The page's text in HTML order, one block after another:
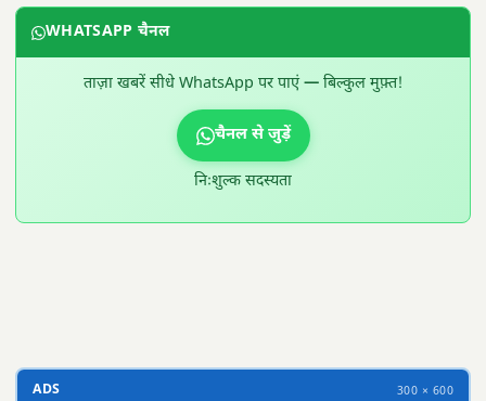
WHATSAPP चैनल
ताज़ा खबरें सीधे WhatsApp पर पाएं — बिल्कुल मुफ़्त!
चैनल से जुड़ें
निःशुल्क सदस्यता
ADS 300 × 600